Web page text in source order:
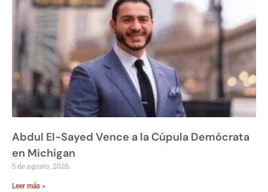
Abdul El-Sayed Vence a la Cúpula Demócrata
en Michigan
5 de agosto, 2026
Leer más »